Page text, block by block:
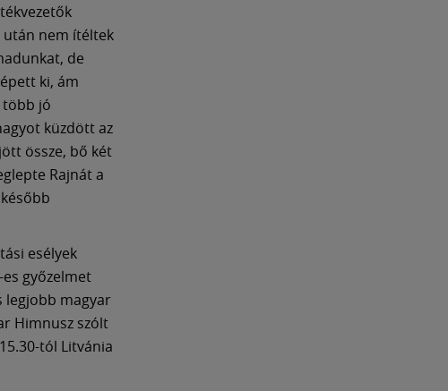
után nem ítéltek
de
ki, ám
több jó
küzdött az
össze, bő két
Rajnát a
esélyek
győzelmet
legjobb magyar
Himnusz szólt
tól Litvánia